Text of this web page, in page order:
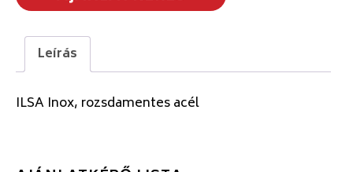
Leírás
ILSA Inox, rozsdamentes acél